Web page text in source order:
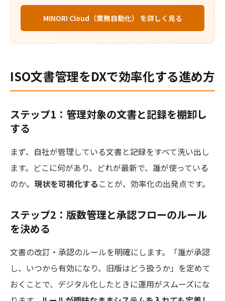
MINORI Cloud（業務自動化） を詳しく見る
ISO文書管理をDXで効率化する進め方
ステップ1：管理対象の文書と記録を棚卸し
する
まず、自社が管理している文書と記録をすべて洗い出し
ます。どこに何があり、どれが最新で、誰が使っている
のか。 現状を可視化する ことが、効率化の出発点です。
ステップ2：版数管理と承認フローのルール
を決める
文書の改訂・承認のルールを明確にします。「誰が承認
し、いつから有効になり、旧版はどう扱うか」を定めて
おくことで、デジタル化したときに運用がスムーズにな